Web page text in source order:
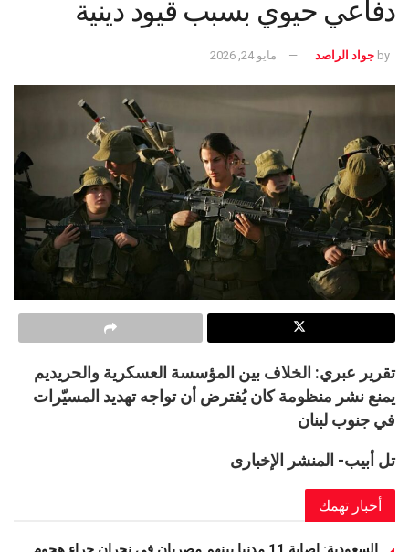
دفاعي حيوي بسبب قيود دينية
by جواد الراصد مايو 24, 2026
تقرير عبري: الخلاف بين المؤسسة العسكرية والحريديم
يمنع نشر منظومة كان يُفترض أن تواجه تهديد المسيّرات
في جنوب لبنان
تل أبيب- المنشر الإخبارى
أخبار تهمك